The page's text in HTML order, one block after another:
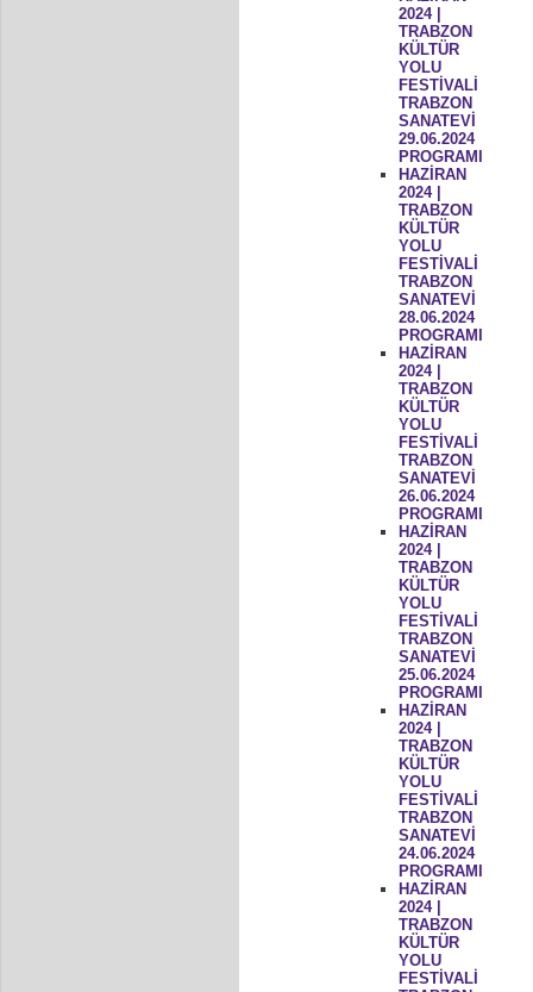
2024 |
TRABZON
KÜLTÜR
YOLU
FESTİVALİ
TRABZON
SANATEVİ
29.06.2024
PROGRAMI
HAZİRAN
2024 |
TRABZON
KÜLTÜR
YOLU
FESTİVALİ
TRABZON
SANATEVİ
28.06.2024
PROGRAMI
HAZİRAN
2024 |
TRABZON
KÜLTÜR
YOLU
FESTİVALİ
TRABZON
SANATEVİ
26.06.2024
PROGRAMI
HAZİRAN
2024 |
TRABZON
KÜLTÜR
YOLU
FESTİVALİ
TRABZON
SANATEVİ
25.06.2024
PROGRAMI
HAZİRAN
2024 |
TRABZON
KÜLTÜR
YOLU
FESTİVALİ
TRABZON
SANATEVİ
24.06.2024
PROGRAMI
HAZİRAN
2024 |
TRABZON
KÜLTÜR
YOLU
FESTİVALİ